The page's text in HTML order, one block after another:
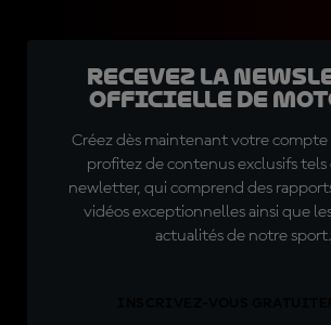
Recevez la
officielle de
Créez dès maintenant votre compte
profitez de contenus exclusifs
newletter, qui comprend des
vidéos exceptionnelles ainsi que
actualités de notre sport.